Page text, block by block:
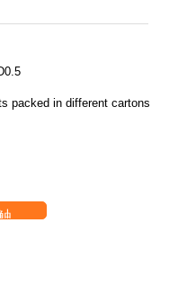
packed in different cartons